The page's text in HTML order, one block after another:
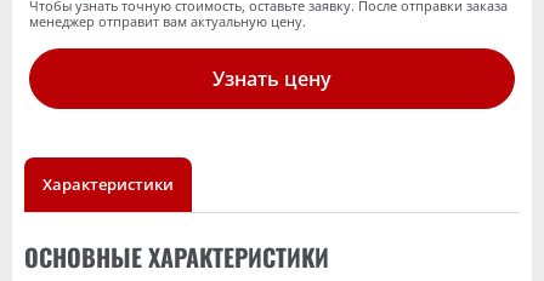
Товарный суб-
сегмент
Цельнолитые шины для
складских вилочных
Tusker std
Ширина
Вес (кг)
Грузоподъемность
дюйм
Наружный
Чтобы узнать точную стоимость, оставьте заявку. После отправки заказа
менеджер отправит вам актуальную цену.
Узнать цену
Характеристики
ОСНОВНЫЕ ХАРАКТЕРИСТИКИ